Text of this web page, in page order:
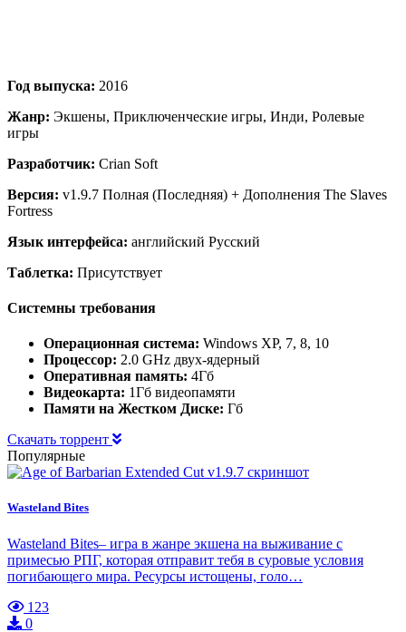
Год выпуска: 2016
Жанр: Экшены, Приключенческие игры, Инди, Ролевые
игры
Разработчик: Crian Soft
Версия: v1.9.7 Полная (Последняя) + Дополнения The Slaves
Fortress
Язык интерфейса: английский Русский
Таблетка: Присутствует
Системны требования
Операционная система: Windows XP, 7, 8, 10
Процессор: 2.0 GHz двух-ядерный
Оперативная память: 4Гб
Видеокарта: 1Гб видеопамяти
Памяти на Жестком Диске: Гб
Скачать торрент
Популярные
Wasteland Bites
Wasteland Bites– игра в жанре экшена на выживание с
примесью РПГ, которая отправит тебя в суровые условия
погибающего мира. Ресурсы истощены, голо…
123
0